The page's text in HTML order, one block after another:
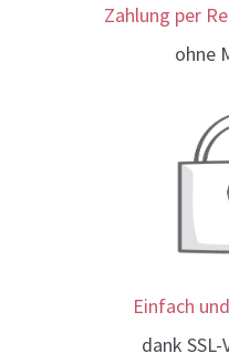
Zahlung per
ohne
Einfach
dank